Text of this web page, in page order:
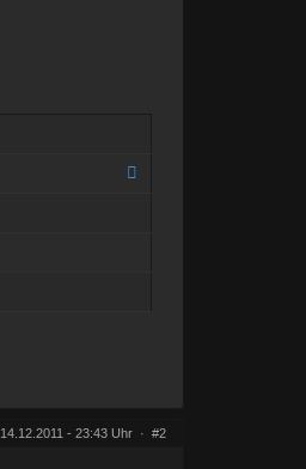
14.12.2011 - 23:43 Uhr · #2